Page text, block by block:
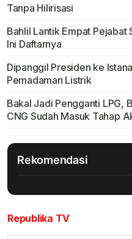
Tanpa Hilirisasi
Bahlil Lantik Empat Pejabat
Ini Daftarnya
Dipanggil Presiden ke
Pemadaman Listrik
Bakal Jadi Pengganti LPG,
CNG Sudah Masuk Tahap
Rekomendasi
Republika TV